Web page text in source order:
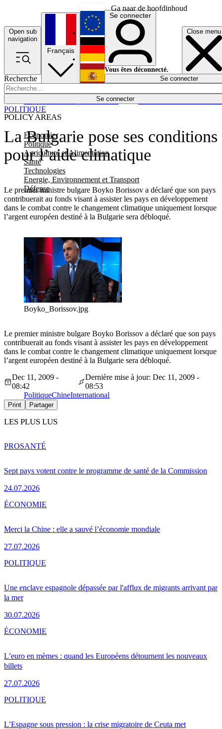
Ga naar de hoofdinhoud
Open sub
navigation
Close menu
Recherche
Se connecter
POLICY AREAS
Economie
Politique
Agriculture et Alimentation
Santé
Technologies
Energie, Environnement et Transport
Défense
Économie
Français
English
Deutsch
Español
Se connecter
Vous êtes déconnecté.
Se connecter
La Bulgarie pose ses conditions
pour l’aide climatique
Le premier ministre bulgare Boyko Borissov a déclaré que son pays
contribuerait au fonds visant à assister les pays en développement
dans le combat contre le changement climatique uniquement lorsque
l’argent européen destiné à la Bulgarie sera débloqué.
POLITIQUE
Boyko_Borissov.jpg
Le premier ministre bulgare Boyko Borissov a déclaré que son pays
contribuerait au fonds visant à assister les pays en développement
dans le combat contre le changement climatique uniquement lorsque
l’argent européen destiné à la Bulgarie sera débloqué.
Dec 11, 2009 -
08:42
Dernière mise à jour: Dec 11, 2009 -
08:53
PolitiqueChineInternational
Print Partager
LES PLUS LUS
Sept pays votent contre le programme de santé de la Commission
24.07.2026
PROSANTÉ
Merci la Chine : elle a sauvé l’économie mondiale
27.07.2026
ÉCONOMIE
Une enclave espagnole dépassée par l'afflux de migrants arrivant par
la mer
30.07.2026
POLITIQUE
L’euro en mèmes : quand les Européens détournent les nouveaux
billets
27.07.2026
ÉCONOMIE
L’Espagne sous pression : la crise migratoire de Ceuta met
POLITIQUE